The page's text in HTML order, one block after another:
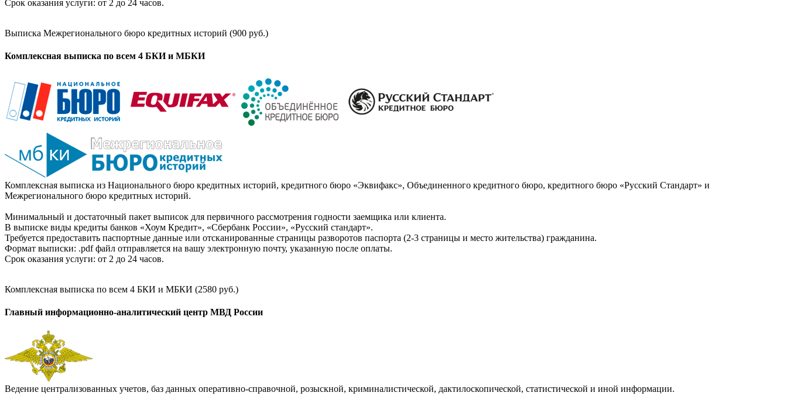
Срок оказания услуги: от 2 до 24 часов.
Выписка Межрегионального бюро кредитных историй (900 руб.)
Комплексная выписка по всем 4 БКИ и МБКИ
Комплексная выписка из Национального бюро кредитных историй, кредитного бюро «Эквифакс», Объединенного кредитного бюро, кредитного бюро «Русский Стандарт» и
Межрегионального бюро кредитных историй.
Минимальный и достаточный пакет выписок для первичного рассмотрения годности заемщика или клиента.
В выписке виды кредиты банков «Хоум Кредит», «Сбербанк России», «Русский стандарт».
Требуется предоставить паспортные данные или отсканированные страницы разворотов паспорта (2-3 страницы и место жительства) гражданина.
Формат выписки: .pdf файл отправляется на вашу электронную почту, указанную после оплаты.
Срок оказания услуги: от 2 до 24 часов.
Комплексная выписка по всем 4 БКИ и МБКИ (2580 руб.)
Главный информационно-аналитический центр МВД России
Ведение централизованных учетов, баз данных оперативно-справочной, розыскной, криминалистической, дактилоскопической, статистической и иной информации.